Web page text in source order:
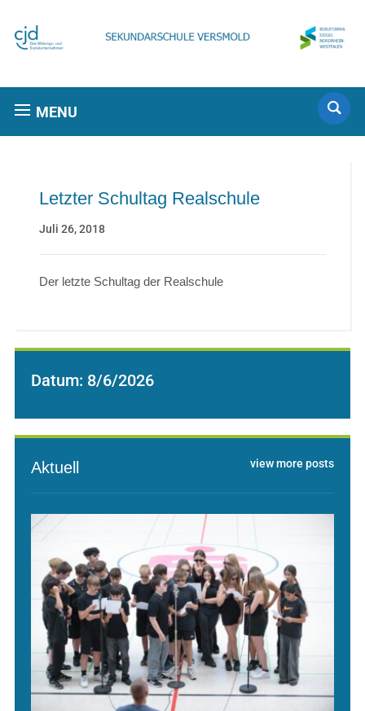
MENU
Datum: 8/6/2026
view more posts
Aktuell
Letzter Schultag Realschule
Juli 26, 2018
Der letzte Schultag der Realschule